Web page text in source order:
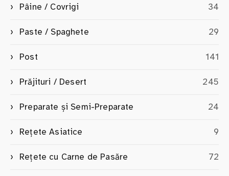
Pâine / Covrigi 34
Paste / Spaghete 29
Post 141
Prăjituri / Desert 245
Preparate și Semi-Preparate 24
Rețete Asiatice 9
Rețete cu Carne de Pasăre 72